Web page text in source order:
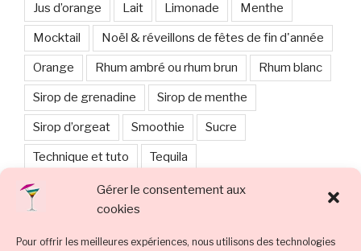
Gérer le consentement aux
cookies
Pour offrir les meilleures expériences, nous utilisons des technologies
Jus d’orange Lait Limonade Menthe
Mocktail Noël & réveillons de fêtes de fin d'année
Orange Rhum ambré ou rhum brun Rhum blanc
Sirop de grenadine Sirop de menthe
Sirop d’orgeat Smoothie Sucre
Technique et tuto Tequila
Tradition : cocktail classique connu
Vodka, vodka noire, vodka rouge
vodka rouge Whisky